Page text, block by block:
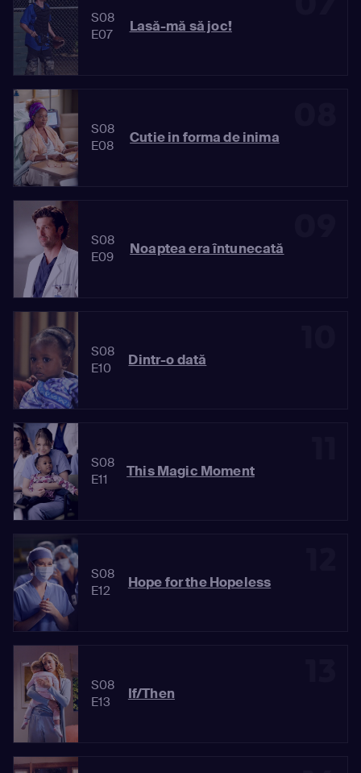
S08
E07
Lasă-mă să joc!
S08
E08
Cutie in forma de inima
S08
E09
Noaptea era întunecată
S08
E10
Dintr-o dată
S08
E11
This Magic Moment
S08
E12
Hope for the Hopeless
S08
E13
If/Then